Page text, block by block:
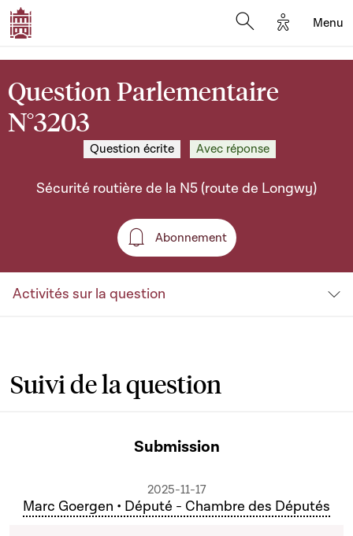
Options
Menu
Question Parlementaire
N°3203
Question écrite Avec réponse
Sécurité routière de la N5 (route de Longwy)
Abonnement
Abonnement
Activités sur la question
Suivi de la question
Submission
2025-11-17
Marc Goergen • Député - Chambre des Députés